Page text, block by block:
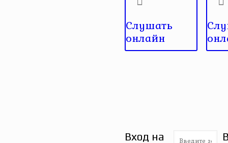
Слушать
онлайн
Вход на